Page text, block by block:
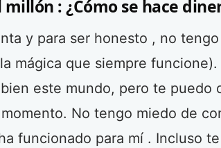
: ¿Cómo se hace
y para ser honesto , no
mágica que siempre
este mundo, pero te puedo
No tengo miedo de
funcionado para mí . Incluso